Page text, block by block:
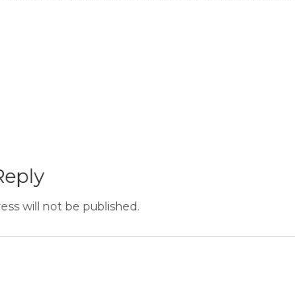
will not be published.